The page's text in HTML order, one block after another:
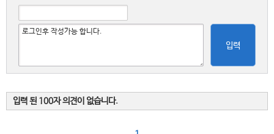
입력
입력 된 100자 의견이 없습니다.